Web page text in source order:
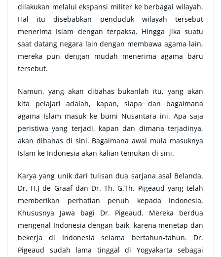
dilakukan melalui ekspansi militer ke berbagai wilayah.
Hal itu disebabkan penduduk wilayah tersebut
menerima Islam dengan terpaksa. Hingga jika suatu
saat datang negara lain dengan membawa agama lain,
mereka pun dengan mudah menerima agama baru
tersebut.
Namun, yang akan dibahas bukanlah itu, yang akan
kita pelajari adalah, kapan, siapa dan bagaimana
agama Islam masuk ke bumi Nusantara ini. Apa saja
peristiwa yang terjadi, kapan dan dimana terjadinya,
akan dibahas di sini. Bagaimana awal mula masuknya
Islam ke Indonesia akan kalian temukan di sini.
Karya yang unik dari tulisan dua sarjana asal Belanda,
Dr, H.J de Graaf dan Dr. Th. G.Th. Pigeaud yang telah
memberikan perhatian penuh kepada Indonesia,
Khususnya Jawa bagi Dr. Pigeaud. Mereka berdua
mengenal Indonesia dengan baik, karena menetap dan
bekerja di Indonesia selama bertahun-tahun. Dr.
Pigeaud sudah lama tinggal di Yogyakarta sebagai